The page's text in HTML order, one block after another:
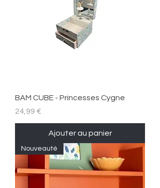
BAM CUBE - Princesses Cygne
Prix
24,99 €
Ajouter au panier
Nouveauté